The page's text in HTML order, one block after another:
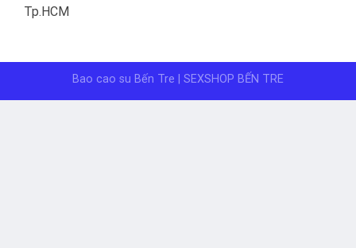
Tp.HCM
Bao cao su Bến Tre | SEXSHOP BẾN TRE